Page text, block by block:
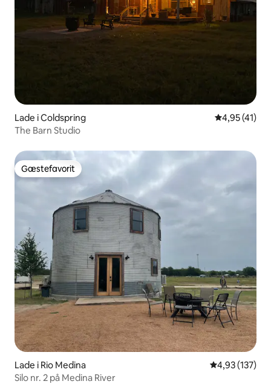
Lade i Coldspring 4,95 ud af 5
4,95 (41)
The Barn Studio
Gæstefavorit
Gæstefavorit
Lade i Rio Medina 4,93 ud af 5 i
4,93 (137)
Silo nr. 2 på Medina River